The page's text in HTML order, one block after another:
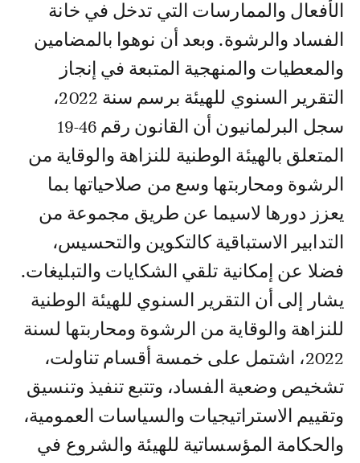
الأفعال والممارسات التي تدخل في خانة
الفساد والرشوة. وبعد أن نوهوا بالمضامين
والمعطيات والمنهجية المتبعة في إنجاز
التقرير السنوي للهيئة برسم سنة 2022،
سجل البرلمانيون أن القانون رقم 46-19
المتعلق بالهيئة الوطنية للنزاهة والوقاية من
الرشوة ومحاربتها وسع من صلاحياتها بما
يعزز دورها لاسيما عن طريق مجموعة من
التدابير الاستباقية كالتكوين والتحسيس،
فضلا عن إمكانية تلقي الشكايات والتبليغات.
يشار إلى أن التقرير السنوي للهيئة الوطنية
للنزاهة والوقاية من الرشوة ومحاربتها لسنة
2022، اشتمل على خمسة أقسام تناولت،
تشخيص وضعية الفساد، وتتبع تنفيذ وتنسيق
وتقييم الاستراتيجيات والسياسات العمومية،
والحكامة المؤسساتية للهيئة والشروع في